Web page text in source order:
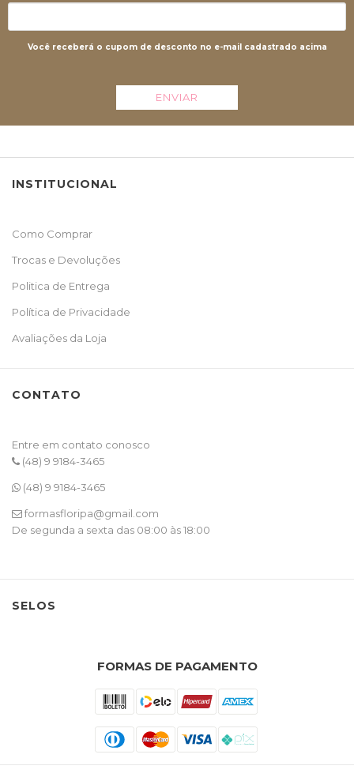
Você receberá o cupom de desconto no e-mail cadastrado acima
ENVIAR
INSTITUCIONAL
Como Comprar
Trocas e Devoluções
Politica de Entrega
Política de Privacidade
Avaliações da Loja
CONTATO
Entre em contato conosco
(48) 9 9184-3465
(48) 9 9184-3465
formasfloripa@gmail.com
De segunda a sexta das 08:00 às 18:00
SELOS
FORMAS DE PAGAMENTO